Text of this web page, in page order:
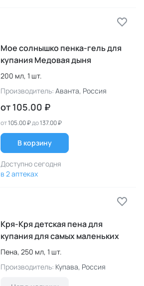
Мое солнышко пенка-гель для
купания Медовая дыня
200 мл, 1 шт.
Производитель: Аванта, Россия
от 105.00 ₽
от105.00 ₽до137.00 ₽
В корзину
Доступно сегодня
в 2 аптеках
Кря-Кря детская пена для
купания для самых маленьких
Пена, 250 мл, 1 шт.
Производитель: Купава, Россия